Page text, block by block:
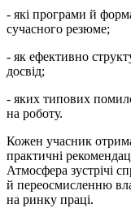
- які програми й
сучасного резюме;
- як ефективно
досвід;
- яких типових
на роботу.
Кожен учасник
практичні
Атмосфера зустрічі
й переосмисленню
на ринку праці.